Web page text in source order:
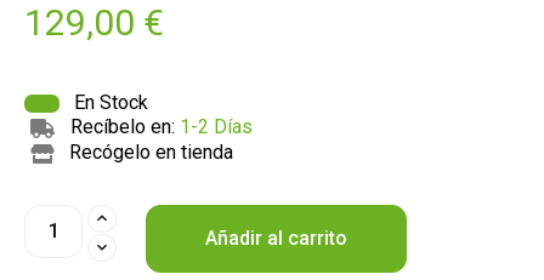
129,00 €
En Stock
Recíbelo en: 1-2 Días
Recógelo en tienda
Añadir al carrito